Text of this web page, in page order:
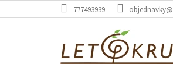
na
777493939